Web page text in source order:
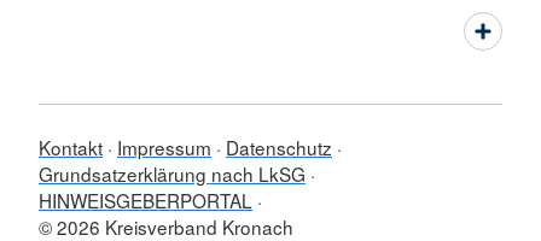
Kontakt Impressum
Datenschutz
Grundsatzerklärung nach LkSG
HINWEISGEBERPORTAL
© 2026 Kreisverband Kronach